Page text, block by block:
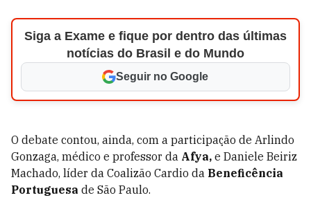
Siga a Exame e fique por dentro das últimas
notícias do Brasil e do Mundo
Seguir no Google
O debate contou, ainda, com a participação de Arlindo
Gonzaga, médico e professor da Afya, e Daniele Beiriz
Machado, líder da Coalizão Cardio da Beneficência
Portuguesa de São Paulo.